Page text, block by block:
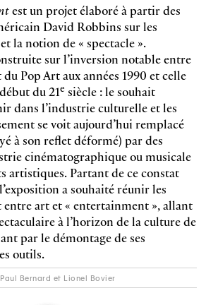
est un projet élaboré à partir des
David Robbins sur les
la notion de « spectacle ».
sur l’inversion notable entre
Pop Art aux années 1990 et celle
du 21e siècle : le souhait
dans l’industrie culturelle et les
se voit aujourd’hui remplacé
à son reflet déformé) par des
cinématographique ou musicale
artistiques. Partant de ce constat
a souhaité réunir les
entre art et « entertainment », allant
à l’horizon de la culture de
par le démontage de ses
outils.
Bernard et Lionel Bovier